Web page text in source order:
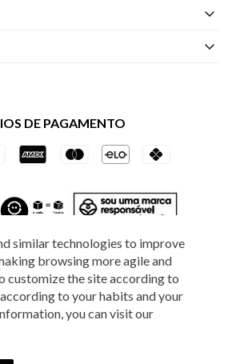
similar technologies to improve
browsing more agile and
customize the site according to
to your habits and your
you can visit our
DE PAGAMENTO
SOCIAL